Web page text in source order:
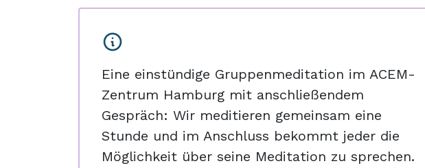
Eine einstündige Gruppenmeditation im ACEM-
Zentrum Hamburg mit anschließendem
Gespräch: Wir meditieren gemeinsam eine
Stunde und im Anschluss bekommt jeder die
Möglichkeit über seine Meditation zu sprechen.